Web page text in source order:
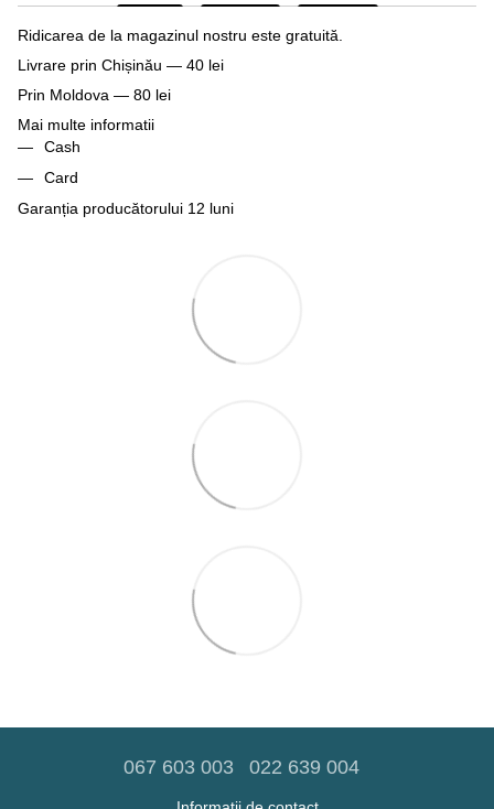
Ridicarea de la magazinul nostru este gratuită.
Livrare prin Chișinău — 40 lei
Prin Moldova — 80 lei
Mai multe informatii
Cash
Card
Garanția producătorului 12 luni
067 603 003 022 639 004